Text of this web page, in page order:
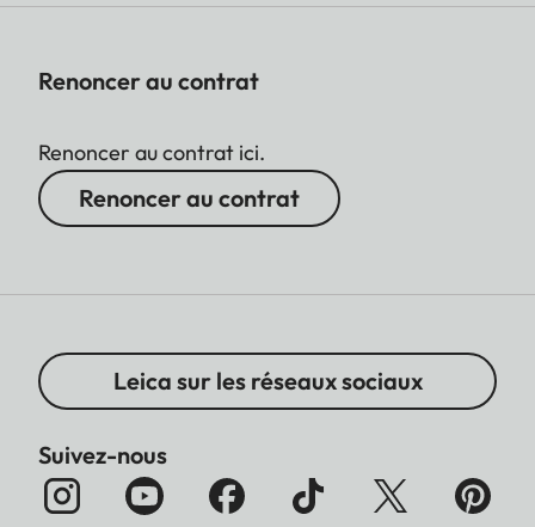
Renoncer au contrat
Renoncer au contrat ici.
Renoncer au contrat
Leica sur les réseaux sociaux
Suivez-nous